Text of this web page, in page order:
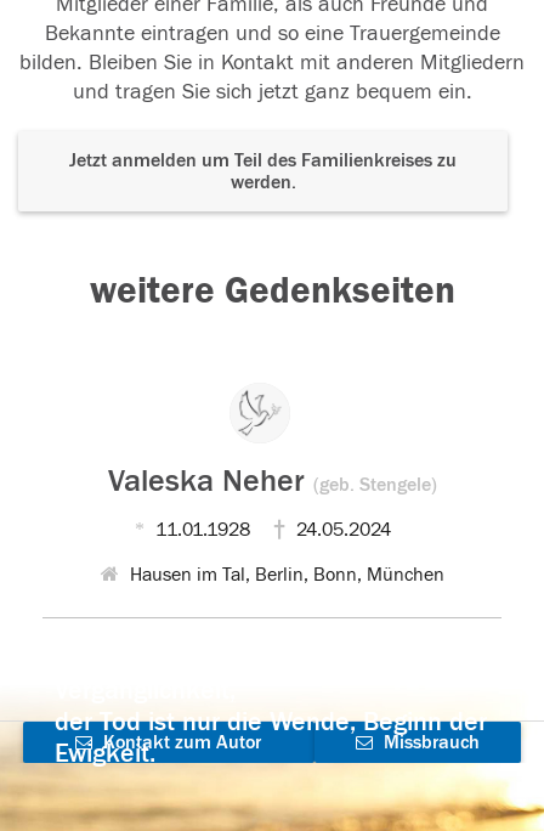
Bekannte eintragen und so eine Trauergemeinde
bilden. Bleiben Sie in Kontakt mit anderen Mitgliedern
und tragen Sie sich jetzt ganz bequem ein.
Jetzt anmelden um Teil des Familienkreises zu
werden.
weitere Gedenkseiten
Valeska Neher (geb. Stengele)
11.01.1928 24.05.2024
Hausen im Tal, Berlin, Bonn, München
der Tod ist nur die Wende, Beginn der
Ewigkeit.
Kontakt zum Autor
aufnehmen
Missbrauch